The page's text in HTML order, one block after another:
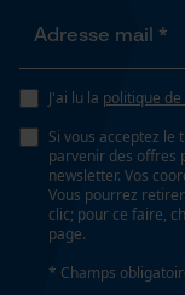
J'ai lu la politique
Si vous acceptez le
parvenir des offres
newsletter. Vos
Vous pourrez
clic; pour ce faire,
page.
* Champs